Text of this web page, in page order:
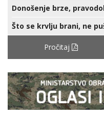
Donošenje brze,
Što se krvlju brani, ne
Pročitaj